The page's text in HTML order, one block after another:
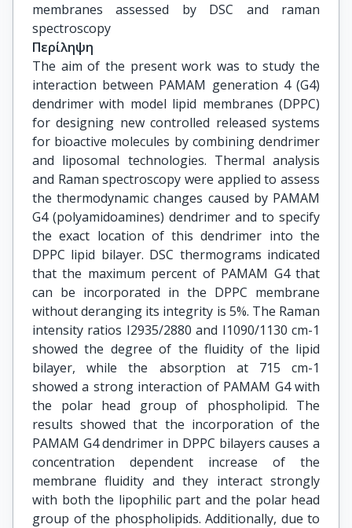
membranes assessed by DSC and raman
spectroscopy
Περίληψη
The aim of the present work was to study the
interaction between PAMAM generation 4 (G4)
dendrimer with model lipid membranes (DPPC)
for designing new controlled released systems
for bioactive molecules by combining dendrimer
and liposomal technologies. Thermal analysis
and Raman spectroscopy were applied to assess
the thermodynamic changes caused by PAMAM
G4 (polyamidoamines) dendrimer and to specify
the exact location of this dendrimer into the
DPPC lipid bilayer. DSC thermograms indicated
that the maximum percent of PAMAM G4 that
can be incorporated in the DPPC membrane
without deranging its integrity is 5%. The Raman
intensity ratios I2935/2880 and I1090/1130 cm-1
showed the degree of the fluidity of the lipid
bilayer, while the absorption at 715 cm-1
showed a strong interaction of PAMAM G4 with
the polar head group of phospholipid. The
results showed that the incorporation of the
PAMAM G4 dendrimer in DPPC bilayers causes a
concentration dependent increase of the
membrane fluidity and they interact strongly
with both the lipophilic part and the polar head
group of the phospholipids. Additionally, due to